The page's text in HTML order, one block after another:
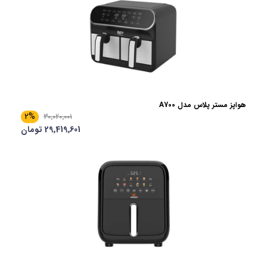
هواپز مستر پلاس مدل A700
30٬020٬001
2%
29٬419٬601 تومان